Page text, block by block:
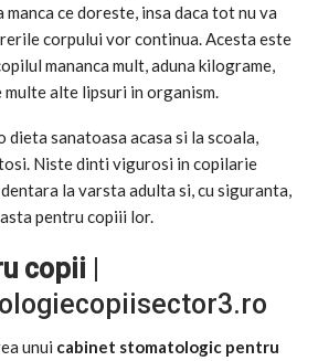
ce doreste, insa daca tot nu va
corpului vor continua. Acesta este
mananca mult, aduna kilograme,
multe alte lipsuri in organism.
dieta sanatoasa acasa si la scoala,
Niste dinti vigurosi in copilarie
la varsta adulta si, cu siguranta,
pentru copiii lor.
copii
unui cabinet stomatologic pentru